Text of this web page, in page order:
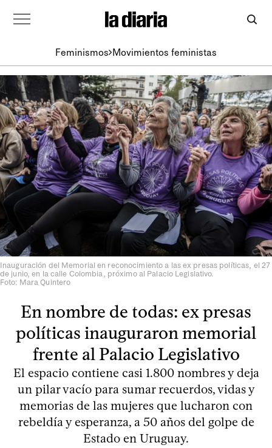
Feminismos Movimientos feministas
Inauguración del Memorial en reconocimiento a las ex presas políticas, el 27
de junio, en la calle Colombia, próximo al Palacio Legislativo.
Foto: Mara Quintero
En nombre de todas: ex presas
políticas inauguraron memorial
frente al Palacio Legislativo
El espacio contiene casi 1.800 nombres y deja
un pilar vacío para sumar recuerdos, vidas y
memorias de las mujeres que lucharon con
rebeldía y esperanza, a 50 años del golpe de
Estado en Uruguay.